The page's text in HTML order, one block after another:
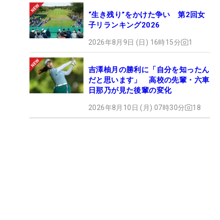
“生き残り”をかけた争い 第2回女
子リランキング2026
2026年8月9日 (日) 16時15分 1
吉澤柚月の勝利に「自分を知ったん
だと思います」 高校の先輩・六車
日那乃が見た後輩の変化
2026年8月10日 (月) 07時30分 18